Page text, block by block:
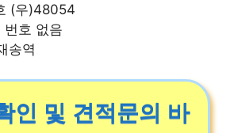
(우)48054
번호 없음
송역
인 및 견적문의 바